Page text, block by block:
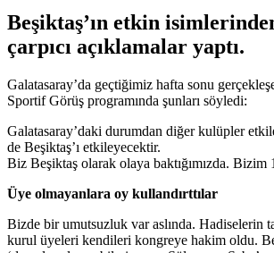
Beşiktaş’ın etkin
çarpıcı açıklamalar yaptı.
Galatasaray’da geçtiğimiz hafta sonu
Sportif Görüş programında şunları söyledi:
Galatasaray’daki durumdan diğer kulüpler
de Beşiktaş’ı etkileyecektir.
Biz Beşiktaş olarak olaya baktığımızda. Bizim
Üye olmayanlara oy kullandırttılar
Bizde bir umutsuzluk var aslında. Hadiselerin
kurul üyeleri kendileri kongreye hakim oldu.